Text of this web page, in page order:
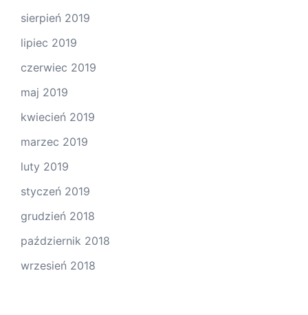
sierpień 2019
lipiec 2019
czerwiec 2019
maj 2019
kwiecień 2019
marzec 2019
luty 2019
styczeń 2019
grudzień 2018
październik 2018
wrzesień 2018